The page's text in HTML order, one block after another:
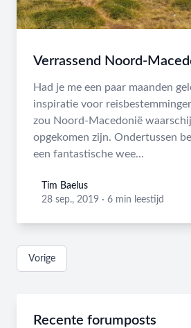
Verrassend Noord-
Had je me een paar maanden
inspiratie voor
zou Noord-Macedonië
opgekomen zijn. Ondertussen
een fantastische wee...
Tim Baelus
Tim Baelus
28 sep., 2019 · 6 min leestijd
Vorige
Recente forumposts